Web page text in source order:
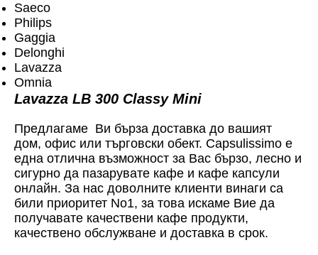
Saeco
Philips
Gaggia
Delonghi
Lavazza
Omnia
Lavazza LB 300 Classy Mini
Предлагаме Ви бърза доставка до вашият
дом, офис или търговски обект. Capsulissimo е
една отлична възможност за Вас бързо, лесно и
сигурно да пазарувате кафе и кафе капсули
онлайн. За нас доволните клиенти винаги са
били приоритет No1, за това искаме Вие да
получавате качествени кафе продукти,
качествено обслужване и доставка в срок.